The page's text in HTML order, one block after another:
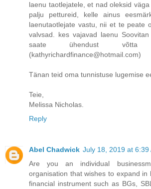
laenu taotlejatele, et nad oleksid
palju pettureid, kelle ainus
laenutaotlejate vastu, nii et te peate
valvsad. kes vajavad laenu
saate ühendust võtta
(kathyrichardfinance@hotmail.com)
Tänan teid oma tunnistuse lugemise
Teie,
Melissa Nicholas.
Reply
Abel Chadwick July 18, 2019 at 6:39
Are you an individual
organisation that wishes to expand in
financial instrument such as BGs,